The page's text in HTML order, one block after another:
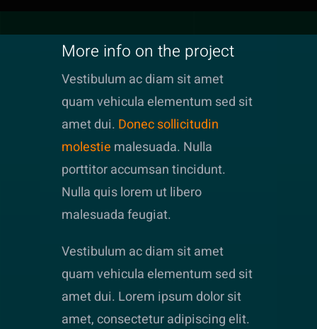
More info on the project
Vestibulum ac diam sit amet
quam vehicula elementum sed sit
amet dui. Donec sollicitudin
molestie malesuada. Nulla
porttitor accumsan tincidunt.
Nulla quis lorem ut libero
malesuada feugiat.
Vestibulum ac diam sit amet
quam vehicula elementum sed sit
amet dui. Lorem ipsum dolor sit
amet, consectetur adipiscing elit.